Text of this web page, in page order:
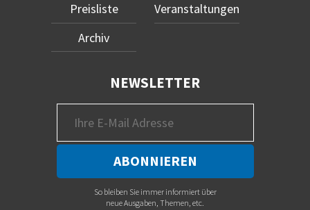
Preisliste
Archiv
Veranstaltungen
NEWSLETTER
So bleiben Sie immer informiert über
neue Ausgaben, Themen, etc.